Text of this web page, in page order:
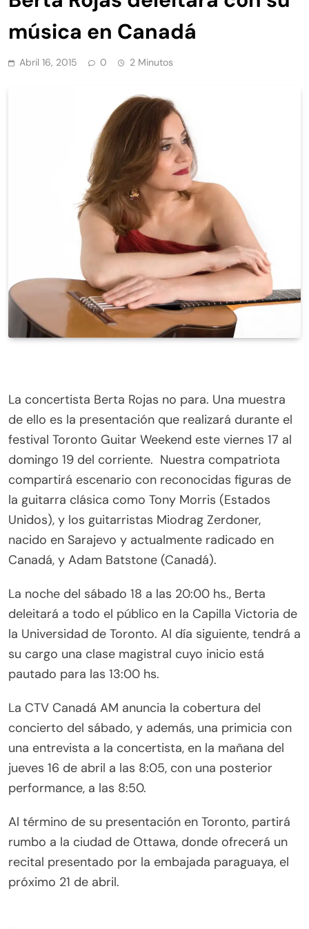
música en Canadá
Abril 16, 2015 0 2 Minutos
La concertista Berta Rojas no para. Una muestra
de ello es la presentación que realizará durante el
festival Toronto Guitar Weekend este viernes 17 al
domingo 19 del corriente. Nuestra compatriota
compartirá escenario con reconocidas figuras de
la guitarra clásica como Tony Morris (Estados
Unidos), y los guitarristas Miodrag Zerdoner,
nacido en Sarajevo y actualmente radicado en
Canadá, y Adam Batstone (Canadá).
La noche del sábado 18 a las 20:00 hs., Berta
deleitará a todo el público en la Capilla Victoria de
la Universidad de Toronto. Al día siguiente, tendrá a
su cargo una clase magistral cuyo inicio está
pautado para las 13:00 hs.
La CTV Canadá AM anuncia la cobertura del
concierto del sábado, y además, una primicia con
una entrevista a la concertista, en la mañana del
jueves 16 de abril a las 8:05, con una posterior
performance, a las 8:50.
Al término de su presentación en Toronto, partirá
rumbo a la ciudad de Ottawa, donde ofrecerá un
recital presentado por la embajada paraguaya, el
próximo 21 de abril.